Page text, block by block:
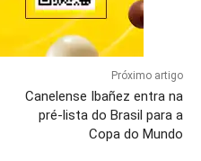
Próximo artigo
Canelense Ibañez entra na
pré-lista do Brasil para a
Copa do Mundo